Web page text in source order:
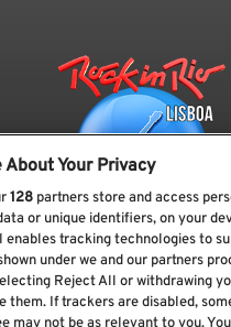
a nossa
About Your Privacy
128 partners store and access
or unique identifiers, on your
enables tracking technologies to
under we and our partners
Reject All or withdrawing
them. If trackers are disabled,